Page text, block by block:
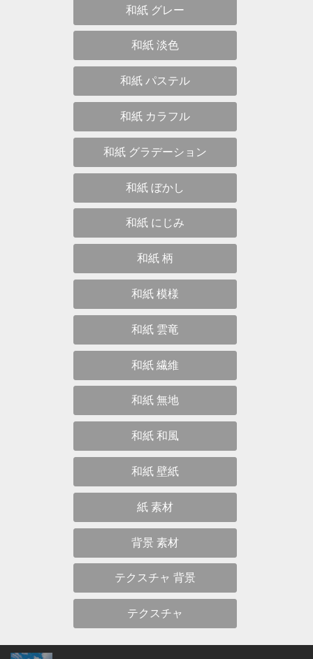
和紙 グレー
和紙 淡色
和紙 パステル
和紙 カラフル
和紙 グラデーション
和紙 ぼかし
和紙 にじみ
和紙 柄
和紙 模様
和紙 雲竜
和紙 繊維
和紙 無地
和紙 和風
和紙 壁紙
紙 素材
背景 素材
テクスチャ 背景
テクスチャ